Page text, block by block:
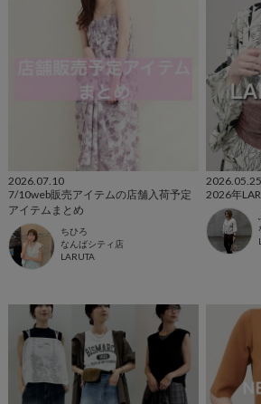
2026.07.10
7/10web販売アイテムの店舗入荷予定
アイテムまとめ
ちひろ
なんばシティ店
LARUTA
2026.05.25
2026年